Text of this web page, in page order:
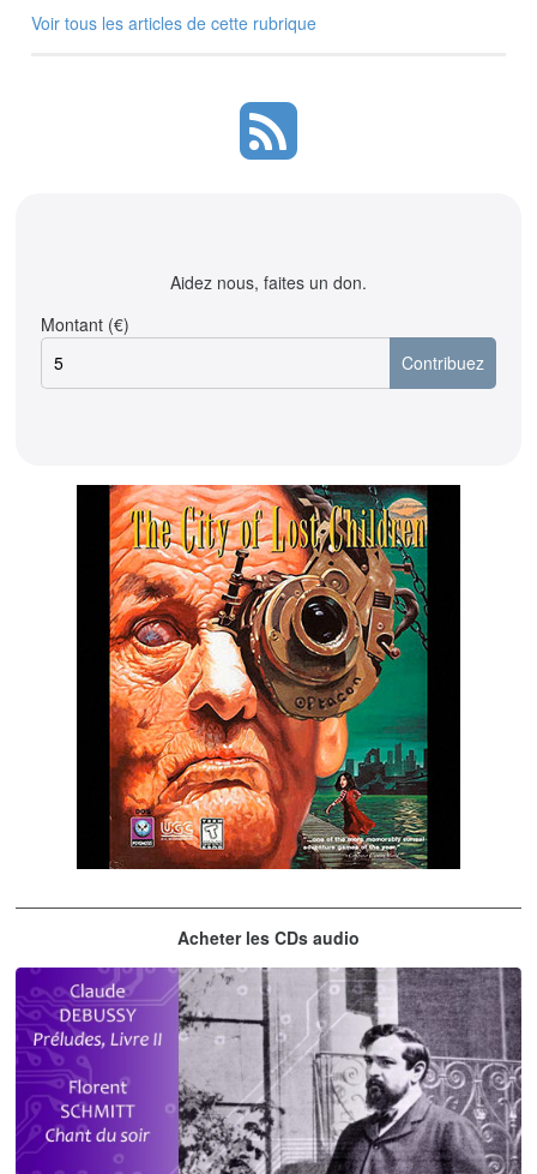
Voir tous les articles de cette rubrique
Aidez nous, faites un don.
Montant (€)
The City of Lost Children
Acheter les CDs audio